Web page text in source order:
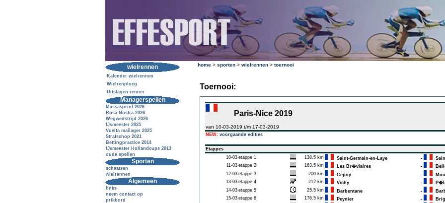
wielrennen
Kalender wielrennen
Wielrenploeg
Uitslagen renner
Managerspellen
Massasprint 2026
Rosa Nostra 2026
Wegwedstrijd 2026
IJsmeester 2025
Vuelta mañager 2025
Strafschop 2021
Bettingpractice 2014
IJsmeester Hollandcups 2013
oude spellen
Sporten
schaatsen
wielrennen
Algemeen
links
neem contact op
prikbord
home > sporten > wielrennen > toernooi
Toernooi:
Paris-Nice 2019
van 10-03-2019 t/m 17-03-2019
NEW: voorgaande edities
Etappes
10-03 etappe 1 138.5 km Saint-Germain-en-Laye -
11-03 etappe 2 163.5 km Les Br�viaires -
12-03 etappe 3 200 km Cepoy -
13-03 etappe 4 212 km Vichy -
14-03 etappe 5 25.5 km Barbentane -
15-03 etappe 6 176.5 km Peynier -